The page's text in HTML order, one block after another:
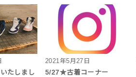
たしまし
2021年5月27日
5/27★古着コーナー